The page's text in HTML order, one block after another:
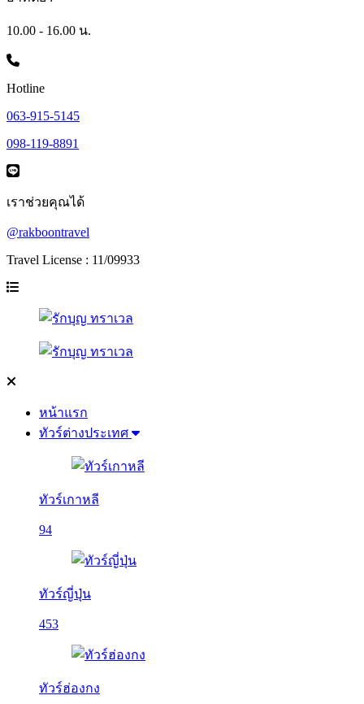
10.00 - 16.00 น.
Hotline
063-915-5145
098-119-8891
เราช่วยคุณได้
@rakboontravel
Travel License : 11/09933
หน้าแรก
ทัวร์ต่างประเทศ
ทัวร์เกาหลี
94
ทัวร์ญี่ปุ่น
453
ทัวร์ฮ่องกง